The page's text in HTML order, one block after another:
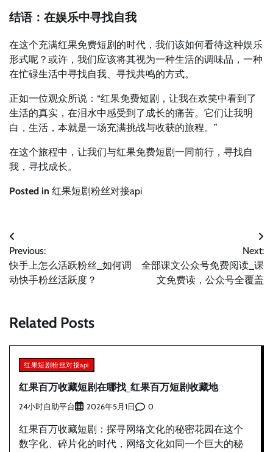
结语：在娱乐中寻找自我
在这个充满红果免费短剧的时代，我们该如何看待这种娱乐
形式呢？或许，我们应该将其视为一种生活的调味品，一种
在忙碌生活中寻找自我、寻找共鸣的方式。
正如一位观众所说：“红果免费短剧，让我在欢笑中看到了
生活的真实，在泪水中感受到了成长的痛苦。它们让我明
白，生活，本就是一场充满挑战与收获的旅程。”
在这个旅程中，让我们与红果免费短剧一同前行，寻找自
我，寻找成长。
Posted in 红果短剧粉丝对接api
文
章
导
Previous:
快手上怎么活跃粉丝_如何调
动快手粉丝活跃度？
Next:
全部课文公众号免费阅读_课
文免费读，公众号全覆盖
Related Posts
红果短剧粉丝对接api
红果百万收藏短剧在哪找_红果百万短剧收藏地
24小时自助平台 2026年5月1日 0
红果百万收藏短剧：探寻网络文化的秘密花园在这个
数字化、碎片化的时代，网络文化如同一个巨大的秘